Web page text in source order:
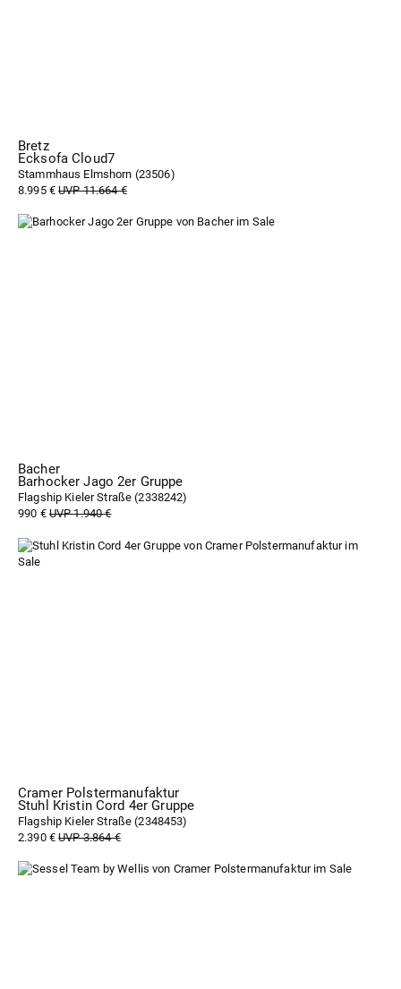
Bretz
Ecksofa Cloud7
Stammhaus Elmshorn (23506)
8.995 €UVP 11.664 €
Bacher
Barhocker Jago 2er Gruppe
Flagship Kieler Straße (2338242)
990 €UVP 1.940 €
Cramer Polstermanufaktur
Stuhl Kristin Cord 4er Gruppe
Flagship Kieler Straße (2348453)
2.390 €UVP 3.864 €